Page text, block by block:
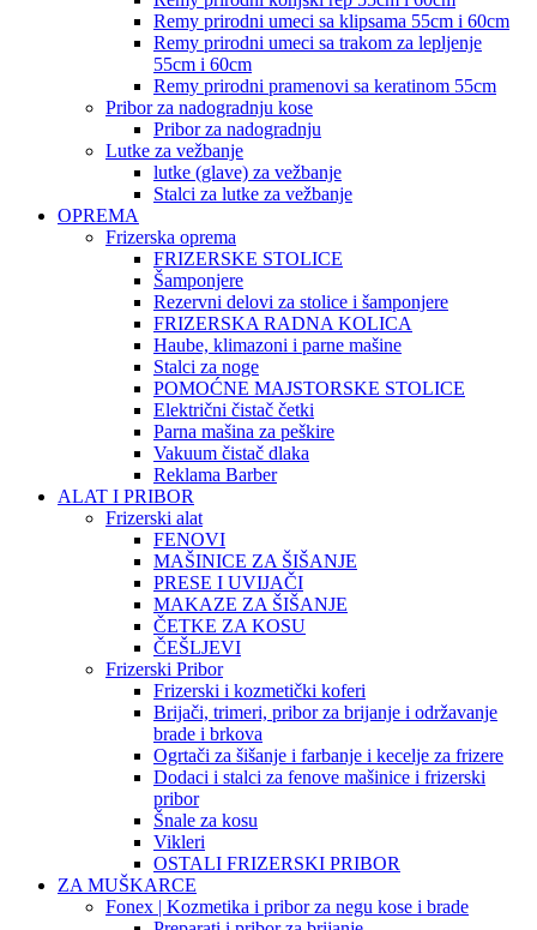
Remy prirodni umeci sa klipsama 55cm i 60cm
Remy prirodni umeci sa trakom za lepljenje
55cm i 60cm
Remy prirodni pramenovi sa keratinom 55cm
Pribor za nadogradnju kose
Pribor za nadogradnju
Lutke za vežbanje
lutke (glave) za vežbanje
Stalci za lutke za vežbanje
OPREMA
Frizerska oprema
FRIZERSKE STOLICE
Šamponjere
Rezervni delovi za stolice i šamponjere
FRIZERSKA RADNA KOLICA
Haube, klimazoni i parne mašine
Stalci za noge
POMOĆNE MAJSTORSKE STOLICE
Električni čistač četki
Parna mašina za peškire
Vakuum čistač dlaka
Reklama Barber
ALAT I PRIBOR
Frizerski alat
FENOVI
MAŠINICE ZA ŠIŠANJE
PRESE I UVIJAČI
MAKAZE ZA ŠIŠANJE
ČETKE ZA KOSU
ČEŠLJEVI
Frizerski Pribor
Frizerski i kozmetički koferi
Brijači, trimeri, pribor za brijanje i održavanje
brade i brkova
Ogrtači za šišanje i farbanje i kecelje za frizere
Dodaci i stalci za fenove mašinice i frizerski
pribor
Šnale za kosu
Vikleri
OSTALI FRIZERSKI PRIBOR
ZA MUŠKARCE
Fonex | Kozmetika i pribor za negu kose i brade